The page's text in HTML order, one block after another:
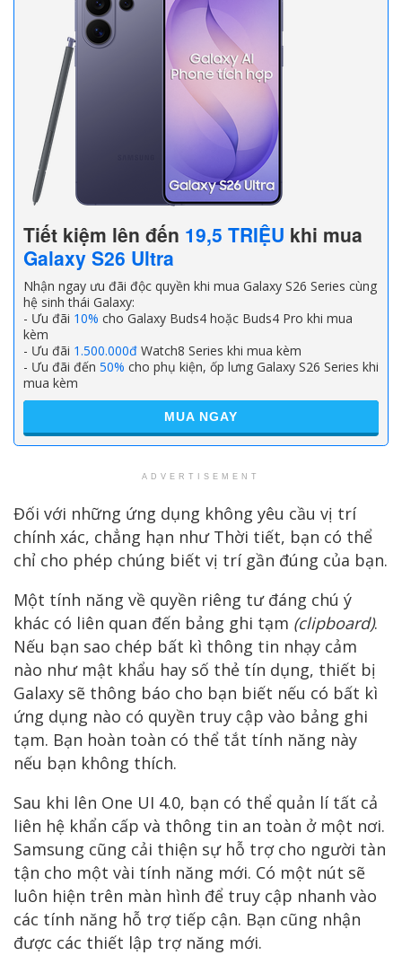
Tiết kiệm lên đến 19,5 TRIỆU khi mua
Galaxy S26 Ultra
Nhận ngay ưu đãi độc quyền khi mua Galaxy S26 Series cùng
hệ sinh thái Galaxy:
- Ưu đãi 10% cho Galaxy Buds4 hoặc Buds4 Pro khi mua
kèm
- Ưu đãi 1.500.000đ Watch8 Series khi mua kèm
- Ưu đãi đến 50% cho phụ kiện, ốp lưng Galaxy S26 Series khi
mua kèm
MUA NGAY
ADVERTISEMENT
Đối với những ứng dụng không yêu cầu vị trí
chính xác, chẳng hạn như Thời tiết, bạn có thể
chỉ cho phép chúng biết vị trí gần đúng của bạn.
Một tính năng về quyền riêng tư đáng chú ý
khác có liên quan đến bảng ghi tạm (clipboard).
Nếu bạn sao chép bất kì thông tin nhạy cảm
nào như mật khẩu hay số thẻ tín dụng, thiết bị
Galaxy sẽ thông báo cho bạn biết nếu có bất kì
ứng dụng nào có quyền truy cập vào bảng ghi
tạm. Bạn hoàn toàn có thể tắt tính năng này
nếu bạn không thích.
Sau khi lên One UI 4.0, bạn có thể quản lí tất cả
liên hệ khẩn cấp và thông tin an toàn ở một nơi.
Samsung cũng cải thiện sự hỗ trợ cho người tàn
tận cho một vài tính năng mới. Có một nút sẽ
luôn hiện trên màn hình để truy cập nhanh vào
các tính năng hỗ trợ tiếp cận. Bạn cũng nhận
được các thiết lập trợ năng mới.